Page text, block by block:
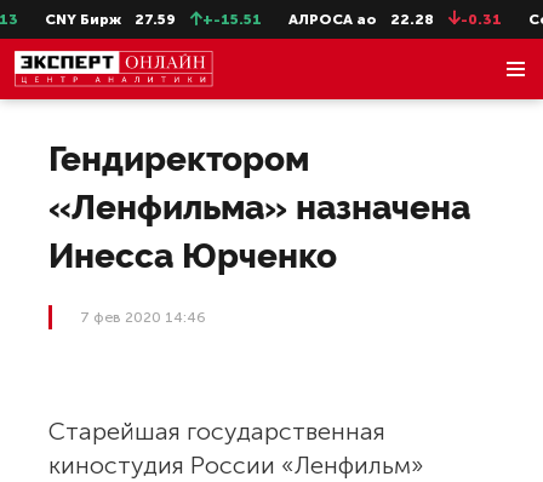
CNY Бирж 27.59 +-15.51 АЛРОСА ао 22.28 -0.31
Гендиректором
«Ленфильма» назначена
Инесса Юрченко
7 фев 2020 14:46
Старейшая государственная
киностудия России «Ленфильм»